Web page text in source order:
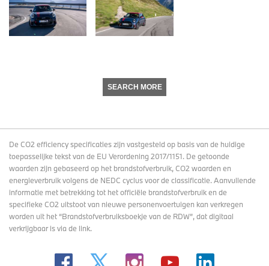
SEARCH MORE
De CO2 efficiency specificaties zijn vastgesteld op basis van de huidige
toepasselijke tekst van de EU Verordening 2017/1151. De getoonde
waarden zijn gebaseerd op het brandstofverbruik, CO2 waarden en
energieverbruik volgens de NEDC cyclus voor de classificatie. Aanvullende
informatie met betrekking tot het officiële brandstofverbruik en de
specifieke CO2 uitstoot van nieuwe personenvoertuigen kan verkregen
worden uit het “Brandstofverbruiksboekje van de RDW”, dat digitaal
verkrijgbaaris via de link.